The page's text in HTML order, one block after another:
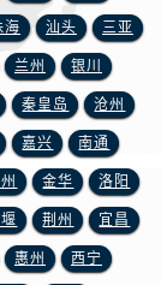
安徽省芜湖市镜湖区中山路步行街浪琴售后服务中心（需提前预约）
安徽省宣城市宣州区叠嶂西路浪琴售后服务中心（需提前预约）
福建省龙岩市新罗区九一南路浪琴售后服务中心（需提前预约）
福建省南平市建阳区人民西路浪琴售后服务中心（需提前预约）
福建省宁德市蕉城区天湖东路浪琴售后服务中心（需提前预约）
福建省莆田市城厢区霞林街道荔华东大道浪琴售后服务中心（需提前预约）
福建省三明市三元区东乾二路浪琴售后服务中心（需提前预约）
福建省漳州市龙文区步港路浪琴售后服务中心（需提前预约）
海 汕头 三亚
兰州 银川
秦皇岛 沧州
嘉兴 南通
金华 洛阳
荆州 宜昌
惠州 西宁